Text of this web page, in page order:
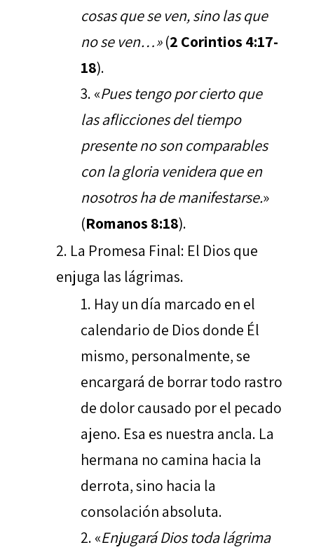
cosas que se ven, sino las que
no se ven…»(2 Corintios 4:17-
18).
«Pues tengo por cierto que
las aflicciones del tiempo
presente no son comparables
con la gloria venidera que en
nosotros ha de manifestarse.»
(Romanos 8:18).
La Promesa Final: El Dios que
enjuga las lágrimas.
Hay un día marcado en el
calendario de Dios donde Él
mismo, personalmente, se
encargará de borrar todo rastro
de dolor causado por el pecado
ajeno. Esa es nuestra ancla. La
hermana no camina hacia la
derrota, sino hacia la
consolación absoluta.
«Enjugará Dios toda lágrima